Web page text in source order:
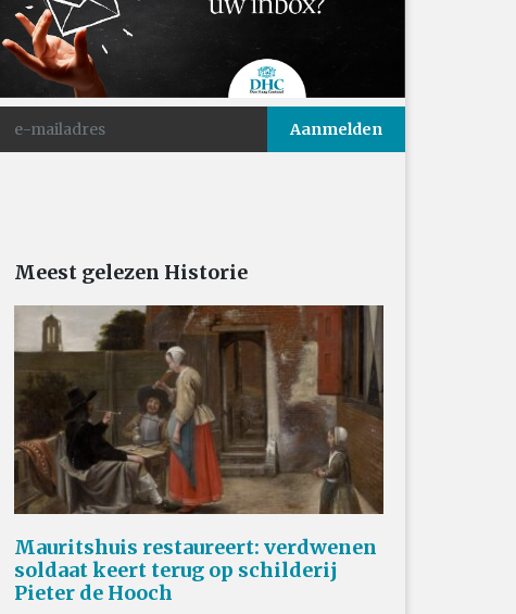
Meest gelezen Historie
Mauritshuis restaureert: verdwenen
soldaat keert terug op schilderij
Pieter de Hooch